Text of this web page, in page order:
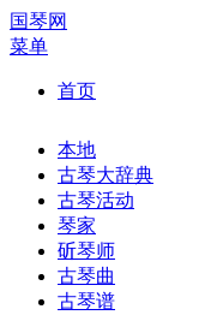
国琴网
菜单
首页
本地
古琴大辞典
古琴活动
琴家
斫琴师
古琴曲
古琴谱